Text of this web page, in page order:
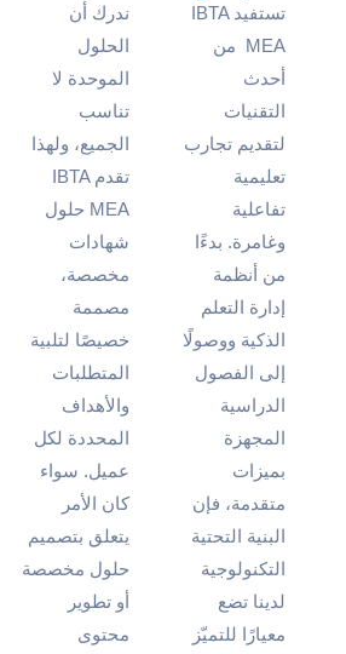
تستفيد IBTA
MEA من
أحدث
التقنيات
لتقديم تجارب
تعليمية
تفاعلية
وغامرة. بدءًا
من أنظمة
إدارة التعلم
الذكية ووصولًا
إلى الفصول
الدراسية
المجهزة
بميزات
متقدمة، فإن
البنية التحتية
التكنولوجية
لدينا تضع
معيارًا للتميّز
ندرك أن
الحلول
الموحدة لا
تناسب
الجميع، ولهذا
تقدم IBTA
MEA حلول
شهادات
مخصصة،
مصممة
خصيصًا لتلبية
المتطلبات
والأهداف
المحددة لكل
عميل. سواء
كان الأمر
يتعلق بتصميم
حلول مخصصة
أو تطوير
محتوى